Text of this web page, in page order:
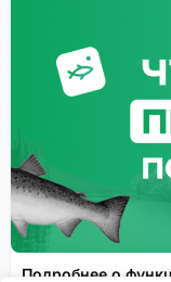
Подробнее о